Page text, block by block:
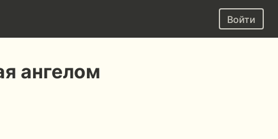
Войти
ангелом